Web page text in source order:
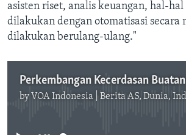
asisten riset, analis keuangan, hal-
dilakukan dengan otomatisasi secara
dilakukan berulang-ulang."
by VOA Indonesia | Berita AS, Dunia, Indonesia, Diaspora
No media source currently